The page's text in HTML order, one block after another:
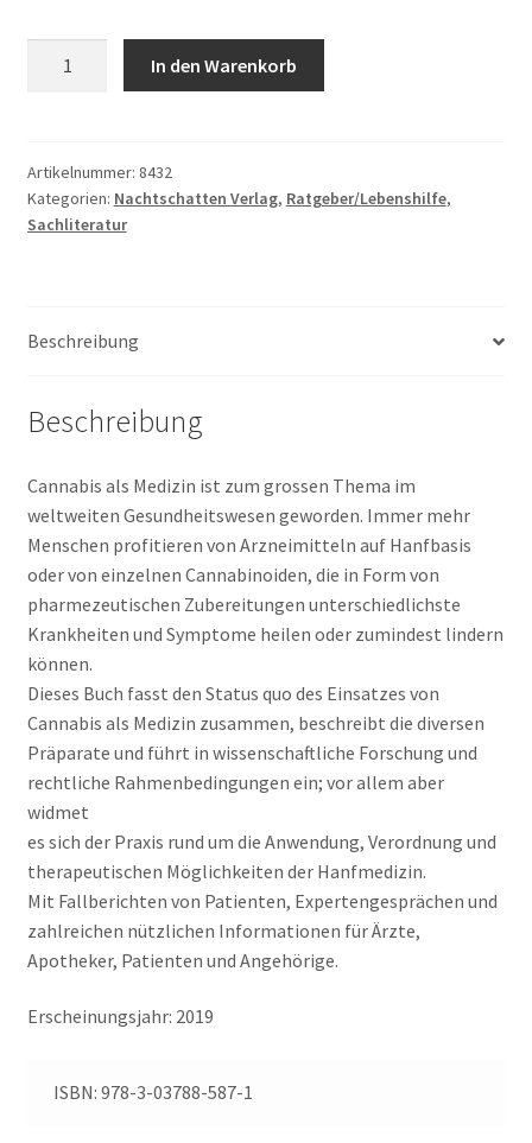
Manfred
Eigenmann
Daniela:
Medizin
-
Präparate
Forschung
Menge
In den Warenkorb
Artikelnummer: 8432
Kategorien: Nachtschatten Verlag, Ratgeber/Lebenshilfe,
Sachliteratur
Beschreibung
Beschreibung
Cannabis als Medizin ist zum grossen Thema im
weltweiten Gesundheitswesen geworden. Immer mehr
Menschen profitieren von Arzneimitteln auf Hanfbasis
oder von einzelnen Cannabinoiden, die in Form von
pharmezeutischen Zubereitungen unterschiedlichste
Krankheiten und Symptome heilen oder zumindest lindern
können.
Dieses Buch fasst den Status quo des Einsatzes von
Cannabis als Medizin zusammen, beschreibt die diversen
Präparate und führt in wissenschaftliche Forschung und
rechtliche Rahmenbedingungen ein; vor allem aber
widmet
es sich der Praxis rund um die Anwendung, Verordnung und
therapeutischen Möglichkeiten der Hanfmedizin.
Mit Fallberichten von Patienten, Expertengesprächen und
zahlreichen nützlichen Informationen für Ärzte,
Apotheker, Patienten und Angehörige.
Erscheinungsjahr: 2019
ISBN: 978-3-03788-587-1